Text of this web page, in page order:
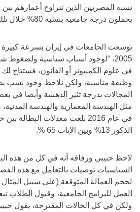
يحملون درجة جامعية بنسبة 80% خلال تلك الفترة.
توسعت الجامعات في إيران بسرعة
2005، “لوجود أسباب سياسية ولضغوط
في علوم الكمبيوتر أو القانون، فستتاح
وظيفة مناسبة، ولكن نلاحظ وجود نسب
المجالات بدرجة تثير الدهشة وأيضا في
مثل الهندسة المعمارية والهندسة
في عام 2016 بلغت معدلات
الذكور 13% وبين الإناث 65 %.
لاحظ حبيبي ورفاقه أنه في كل من هذه
السياسيات توصيات بالتعامل مع هذه
لحجم العمالة المتوقعة (على سبيل
العمل للبرامج الجامعية، وقبول الطلاب
ولكن في كل الحالات المقترحة، يقول